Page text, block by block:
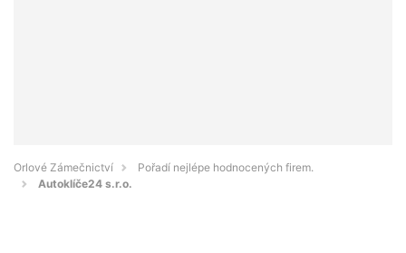
Orlové Zámečnictví
Pořadí nejlépe hodnocených firem.
Autoklíče24 s.r.o.